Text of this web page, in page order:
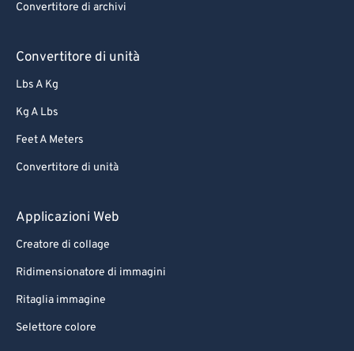
Convertitore di archivi
Convertitore di unità
Lbs A Kg
Kg A Lbs
Feet A Meters
Convertitore di unità
Applicazioni Web
Creatore di collage
Ridimensionatore di immagini
Ritaglia immagine
Selettore colore